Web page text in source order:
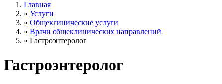
Главная
» Услуги
» Общеклинические услуги
» Врачи общеклинических направлений
» Гастроэнтеролог
Гастроэнтеролог